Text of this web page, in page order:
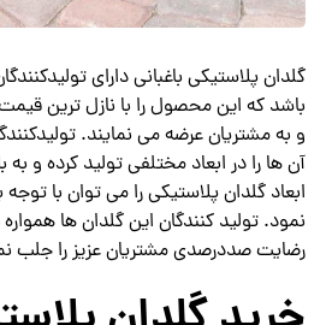
گلدان پلاستیکی باغبانی دارای
باشد که این محصول را با نازل ترین
و به مشتریان عرضه می نمایند.
آن ها را در ابعاد مختلفی تولید کرده و به
ابعاد گلدان پلاستیکی را می توان با
نمود. تولید کنندگان این گلدان ها همواره
رضایت صددرصدی مشتریان عزیز را جلب